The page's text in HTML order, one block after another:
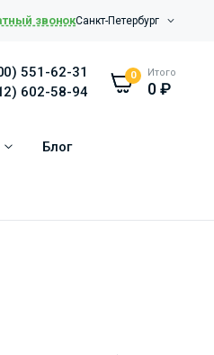
звонокСанкт-Петербург
551-62-31
602-58-94
0 Итого
0₽
Блог